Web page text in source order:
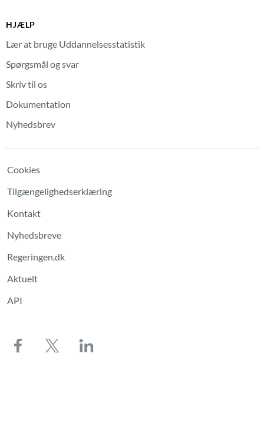
HJÆLP
Lær at bruge Uddannelsesstatistik
Spørgsmål og svar
Skriv til os
Dokumentation
Nyhedsbrev
Cookies
Tilgængelighedserklæring
Kontakt
Nyhedsbreve
Regeringen.dk
Aktuelt
API